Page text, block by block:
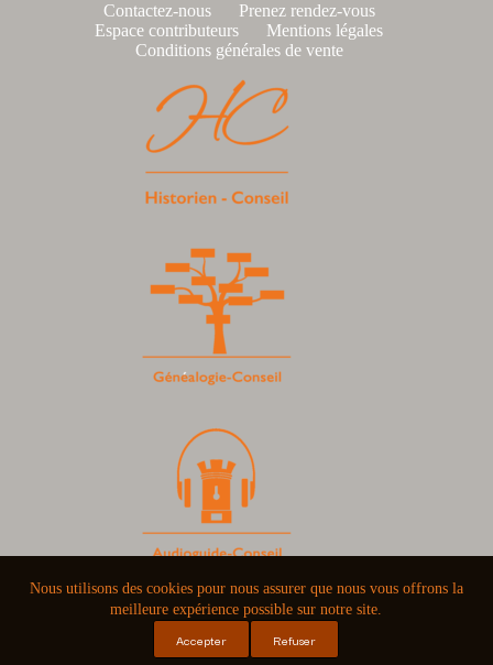
Nous utilisons des cookies pour nous assurer que nous vous offrons la
meilleure expérience possible sur notre site.
Accepter Refuser
Contactez-nous
Prenez rendez-vous
Espace contributeurs
Mentions légales
Conditions générales de vente
Copyright © 2026